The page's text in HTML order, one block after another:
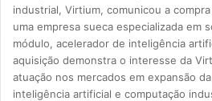
industrial, Virtium, comunicou a
uma empresa sueca especializada em
módulo, acelerador de inteligência
aquisição demonstra o interesse da
atuação nos mercados em expansão
inteligência artificial e computação